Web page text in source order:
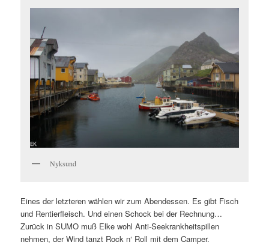
Nyksund
Eines der letzteren wählen wir zum Abendessen. Es gibt Fisch
und Rentierfleisch. Und einen Schock bei der Rechnung…
Zurück in SUMO muß Elke wohl Anti-Seekrankheitspillen
nehmen, der Wind tanzt Rock n‘ Roll mit dem Camper.